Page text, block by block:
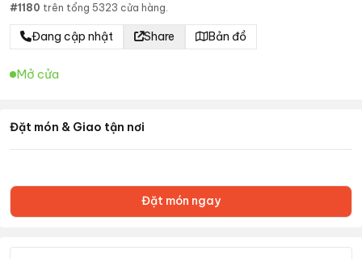
#1180 trên tổng 5323 cửa hàng.
Đang cập nhật Share Bản đồ
Mở cửa
Đặt món & Giao tận nơi
Đặt món ngay